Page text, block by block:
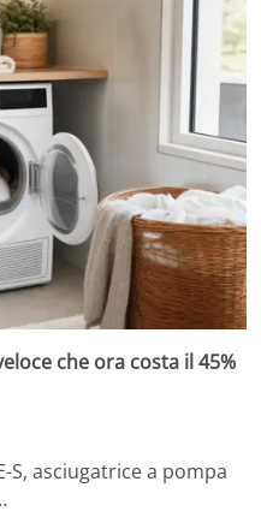
che ora costa il 45%
S, asciugatrice a pompa